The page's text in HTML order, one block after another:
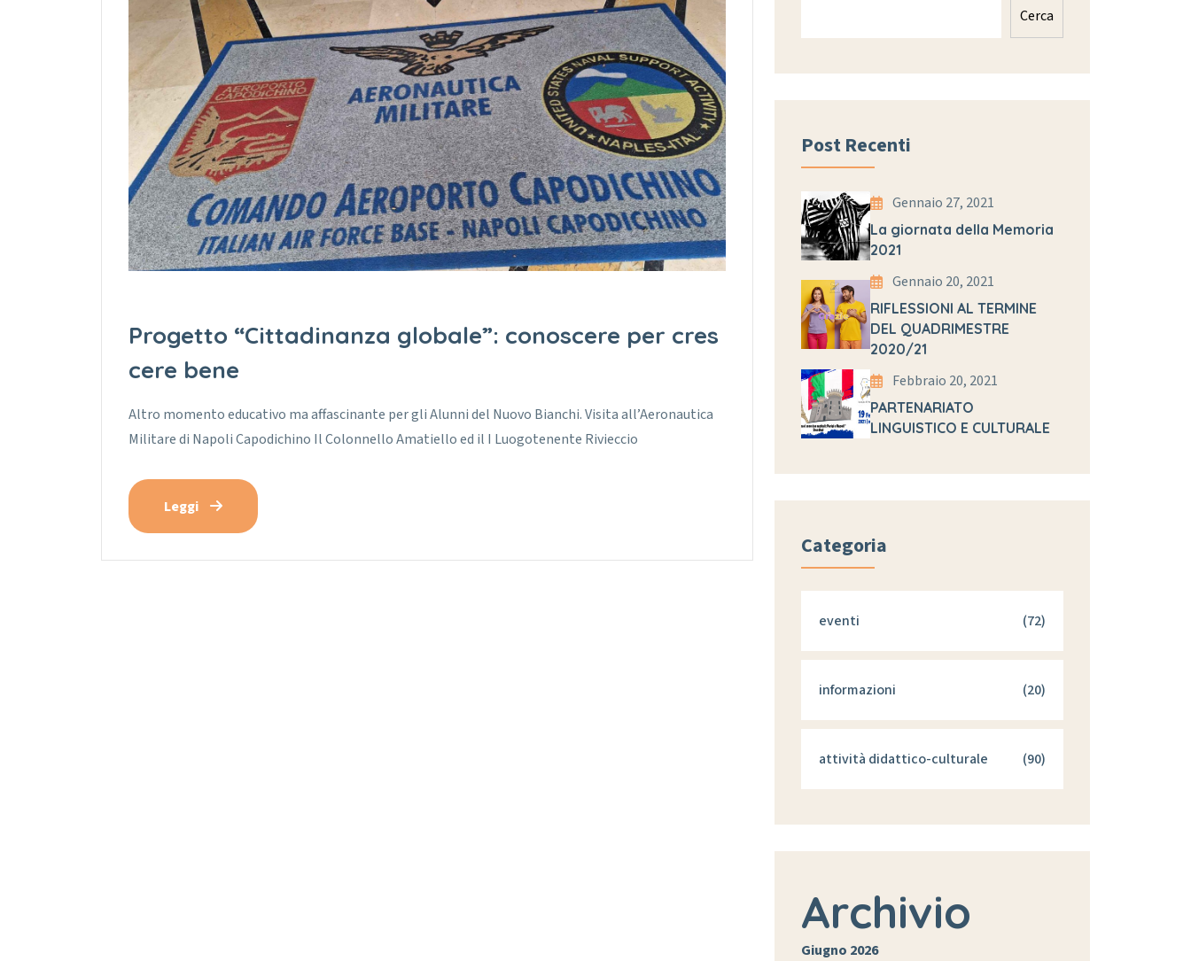
Progetto “Cittadinanza globale”: conoscere per cres
cere bene
Altro momento educativo ma affascinante per gli Alunni del Nuovo Bianchi. Visita all’Aeronautica
Militare di Napoli Capodichino Il Colonnello Amatiello ed il I Luogotenente Rivieccio
Leggi
Cerca
Post Recenti
Gennaio 27, 2021
La giornata della Memoria
2021
Gennaio 20, 2021
RIFLESSIONI AL TERMINE
DEL QUADRIMESTRE
2020/21
Febbraio 20, 2021
PARTENARIATO
LINGUISTICO E CULTURALE
Categoria
eventi (72)
informazioni (20)
attività didattico-culturale (90)
Archivio
Giugno 2026